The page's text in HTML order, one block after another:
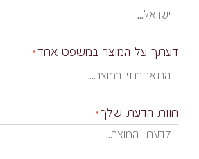
דעתך על המוצר במשפט אחד
חוות הדעת שלך